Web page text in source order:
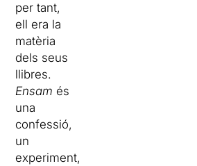
per tant,
ell era la
matèria
dels seus
llibres.
Ensam és
una
confessió,
un
experiment,